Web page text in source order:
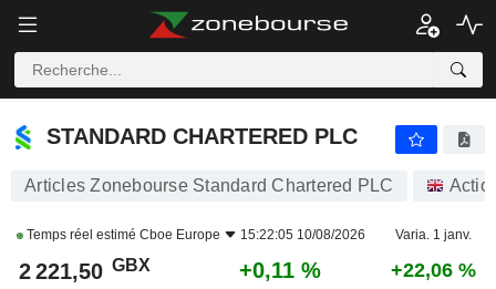
STANDARD CHARTERED PLC
Articles Zonebourse Standard Chartered PLC
Temps réel estimé Cboe Europe 15:22:05 10/08/2026 Varia. 1 janv.
2 221,50 GBX +0,11 % +22,06 %